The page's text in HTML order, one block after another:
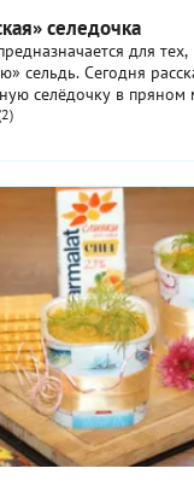
селедочка
для
сельдь. Сегодня
селёдочку в пряном
уникальный
аромат и
превратить
А пряности и
наивкуснейший союз!